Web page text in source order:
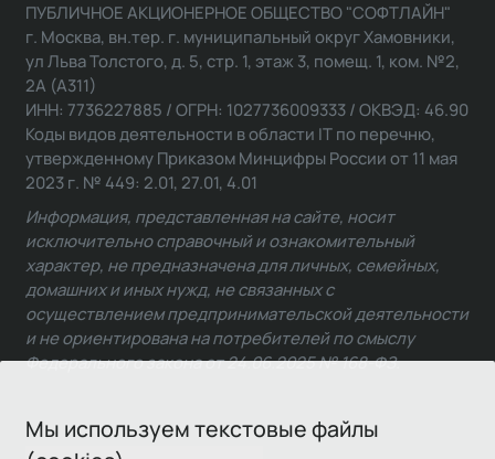
Мы используем текстовые файлы
ПУБЛИЧНОЕ АКЦИОНЕРНОЕ ОБЩЕСТВО "СОФТЛАЙН"
г. Москва, вн.тер. г. муниципальный округ Хамовники,
ул Льва Толстого, д. 5, стр. 1, этаж 3, помещ. 1, ком. №2,
2А (А311)
ИНН: 7736227885 / ОГРН: 1027736009333 / ОКВЭД: 46.90
Коды видов деятельности в области IT по перечню,
утвержденному Приказом Минцифры России от 11 мая
2023 г. № 449: 2.01, 27.01, 4.01
Информация, представленная на сайте, носит
исключительно справочный и ознакомительный
характер, не предназначена для личных, семейных,
домашних и иных нужд, не связанных с
осуществлением предпринимательской деятельности
и не ориентирована на потребителей по смыслу
Федерального закона от 24.06.2025 № 168-ФЗ.